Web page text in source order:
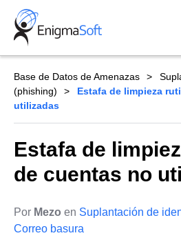
Skip
content
Base de Datos de Amenazas
(phishing)
Estafa de limpieza
utilizadas
Estafa de
de cuentas no
Por Mezo en Suplantación de
Correo basura